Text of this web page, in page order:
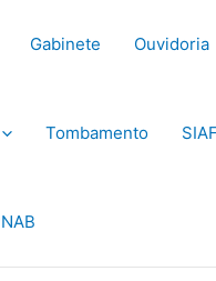
Gabinete Ouvidoria
Tombamento